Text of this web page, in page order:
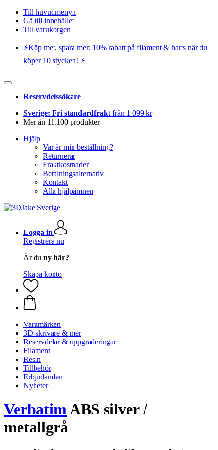
Till huvudmenyn
Gå till innehållet
Till varukorgen
⚡️Köp mer, spara mer: 10% rabatt på filament & harts när du
köper 10 stycken! ⚡️
Reservdelssökare
Sverige: Fri standardfrakt från 1 099 kr
Mer än 11.100 produkter
Hjälp
Var är min beställning?
Returnerar
Fraktkostnader
Betalningsalternativ
Kontakt
Alla hjälpämnen
Logga in
Registrera nu
Är du ny här?
Skapa konto
Varumärken
3D-skrivare & mer
Reservdelar & uppgraderingar
Filament
Resin
Tillbehör
Erbjudanden
Nyheter
VerbatimABS silver /
metallgrå